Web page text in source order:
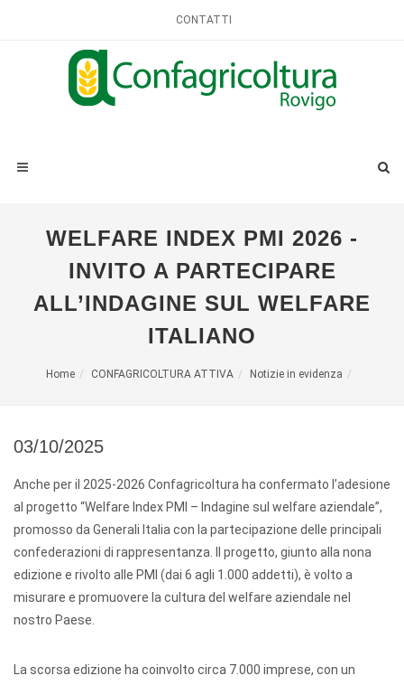
CONTATTI
WELFARE INDEX PMI 2026 -
INVITO A PARTECIPARE
ALL’INDAGINE SUL WELFARE
ITALIANO
Home CONFAGRICOLTURA ATTIVA Notizie in evidenza
03/10/2025
Anche per il 2025-2026 Confagricoltura ha confermato l’adesione
al progetto “Welfare Index PMI – Indagine sul welfare aziendale”,
promosso da Generali Italia con la partecipazione delle principali
confederazioni di rappresentanza. Il progetto, giunto alla nona
edizione e rivolto alle PMI (dai 6 agli 1.000 addetti), è volto a
misurare e promuovere la cultura del welfare aziendale nel
nostro Paese.
La scorsa edizione ha coinvolto circa 7.000 imprese, con un